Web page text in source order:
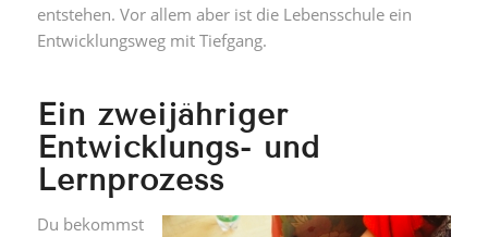
entstehen. Vor allem aber ist die Lebensschule ein
Entwicklungsweg mit Tiefgang.
Ein zweijähriger
Entwicklungs- und
Lernprozess
Du bekommst